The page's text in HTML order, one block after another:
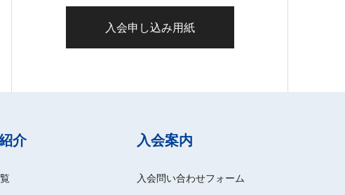
入会申し込み用紙
介 入会案内
入会問い合わせフォーム